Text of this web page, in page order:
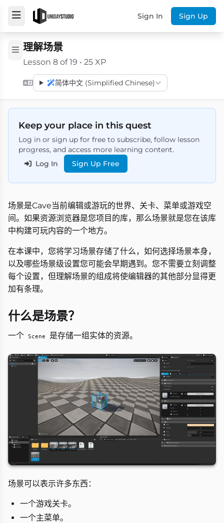
Sign In Sign Up
理解场景
Lesson 8 of 19 • 25 XP
简体中文 (Simplified Chinese)
Keep your place in this quest
Log in or sign up for free to subscribe, follow lesson
progress, and access more learning content.
Log In
Sign Up Free
场景是Cave当前编辑或游玩的世界、关卡、菜单或游戏空
间。如果资源浏览器是您项目的库，那么场景就是您在该库
中构建可玩内容的一个地方。
在本课中，您将学习场景存储了什么，如何选择场景本身，
以及哪些场景级设置您可能会早期遇到。您不需要立刻调整
每个设置，但理解场景的组成将使编辑器的其他部分显得更
加有条理。
什么是场景？
一个 Scene 是存储一组实体的资源。
场景可以表示许多东西：
一个游戏关卡。
一个主菜单。